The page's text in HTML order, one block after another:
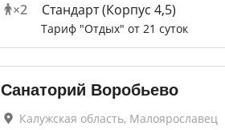
×2 Стандарт (Корпус 4,5)
Тариф "Отдых" от 21 суток
Санаторий Воробьево
Калужская область, Малоярославец